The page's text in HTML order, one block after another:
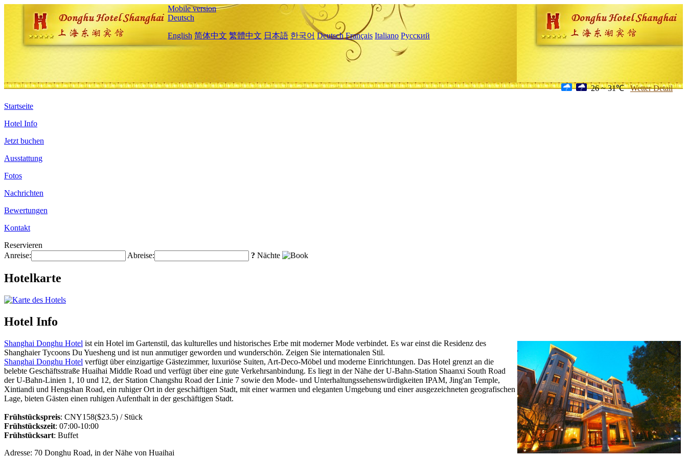
Mobile version
Deutsch
English 简体中文 繁體中文 日本語 한국어 Deutsch Français Italiano Русский
26 ~ 31℃ Wetter Detail
Startseite
Hotel Info
Jetzt buchen
Ausstattung
Fotos
Nachrichten
Bewertungen
Kontakt
Reservieren
Anreise:
Abreise: ? Nächte
Hotelkarte
Hotel Info
Shanghai Donghu Hotel ist ein Hotel im Gartenstil, das kulturelles und historisches Erbe mit moderner Mode verbindet. Es war einst die Residenz des
Shanghaier Tycoons Du Yuesheng und ist nun anmutiger geworden und wunderschön. Zeigen Sie internationalen Stil.
Shanghai Donghu Hotel verfügt über einzigartige Gästezimmer, luxuriöse Suiten, Art-Deco-Möbel und moderne Einrichtungen. Das Hotel grenzt an die
belebte Geschäftsstraße Huaihai Middle Road und verfügt über eine gute Verkehrsanbindung. Es liegt in der Nähe der U-Bahn-Station Shaanxi South Road
der U-Bahn-Linien 1, 10 und 12, der Station Changshu Road der Linie 7 sowie den Mode- und Unterhaltungssehenswürdigkeiten IPAM, Jing'an Temple,
Xintiandi und Hengshan Road, ein ruhiger Ort in der geschäftigen Stadt, mit einer warmen und eleganten Umgebung und einer ausgezeichneten geografischen
Lage, bieten Gästen einen ruhigen Aufenthalt in der geschäftigen Stadt.
Frühstückspreis: CNY158($23.5) / Stück
Frühstückszeit: 07:00-10:00
Frühstücksart: Buffet
Adresse: 70 Donghu Road, in der Nähe von Huaihai